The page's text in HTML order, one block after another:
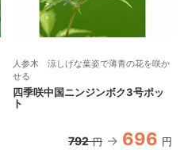
人参木 涼しげな葉姿で薄青の花を咲か
せる
四季咲中国ニンジンボク3号ポッ
ト
792 円 696 円